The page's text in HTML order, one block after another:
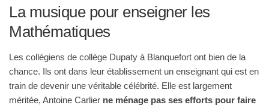
La musique pour enseigner les
Mathématiques
Les collégiens de collège Dupaty à Blanquefort ont bien de la
chance. Ils ont dans leur établissement un enseignant qui est en
train de devenir une véritable célébrité. Elle est largement
méritée, Antoine Carlier ne ménage pas ses efforts pour faire